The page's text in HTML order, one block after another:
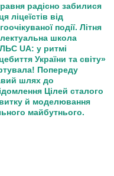
радісно забилися
ліцеїстів від
події. Літня
школа
UA: у ритмі
України та світу»
Попереду
шлях до
Цілей сталого
й моделювання
майбутнього.